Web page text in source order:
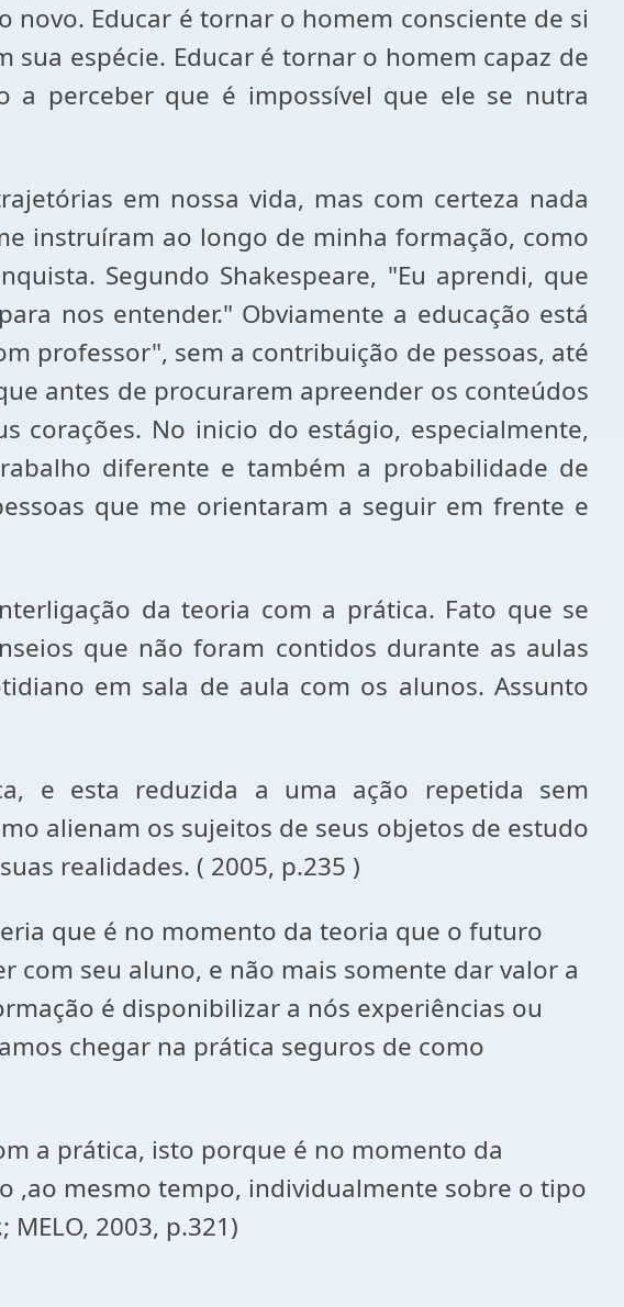
Educar é tornar o homem consciente de si
espécie. Educar é tornar o homem capaz de
a perceber que é impossível que ele se nutra
em nossa vida, mas com certeza nada
instruíram ao longo de minha formação, como
Segundo Shakespeare, "Eu aprendi, que
nos entender." Obviamente a educação está
professor", sem a contribuição de pessoas, até
antes de procurarem apreender os conteúdos
corações. No inicio do estágio, especialmente,
diferente e também a probabilidade de
que me orientaram a seguir em frente e
da teoria com a prática. Fato que se
que não foram contidos durante as aulas
em sala de aula com os alunos. Assunto
e esta reduzida a uma ação repetida sem
alienam os sujeitos de seus objetos de estudo
realidades. ( 2005, p.235 )
que é no momento da teoria que o futuro
com seu aluno, e não mais somente dar valor a
é disponibilizar a nós experiências ou
chegar na prática seguros de como
a prática, isto porque é no momento da
,ao mesmo tempo, individualmente sobre o tipo
MELO, 2003, p.321)